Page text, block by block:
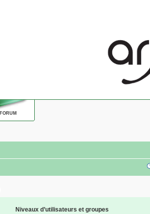
FORUM
Niveaux d’utilisateurs et groupes